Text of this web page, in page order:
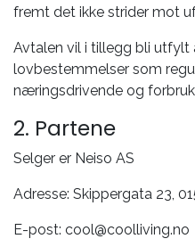
fremt det ikke strider mot
Avtalen vil i tillegg bli utfylt
lovbestemmelser som
næringsdrivende og
2. Partene
Selger er Neiso AS
Adresse: Skippergata 23,
E-post: cool@coolliving.no